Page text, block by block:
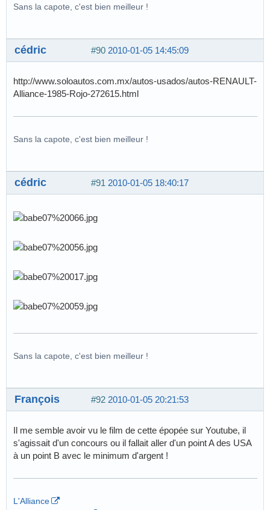
Sans la capote, c'est bien meilleur !
#90 2010-01-05 14:45:09
cédric
http://www.soloautos.com.mx/autos-usados/autos-RENAULT-
Alliance-1985-Rojo-272615.html
Sans la capote, c'est bien meilleur !
#91 2010-01-05 18:40:17
cédric
Sans la capote, c'est bien meilleur !
#92 2010-01-05 20:21:53
François
Il me semble avoir vu le film de cette épopée sur Youtube, il
s'agissait d'un concours ou il fallait aller d'un point A des USA
à un point B avec le minimum d'argent !
L'Alliance